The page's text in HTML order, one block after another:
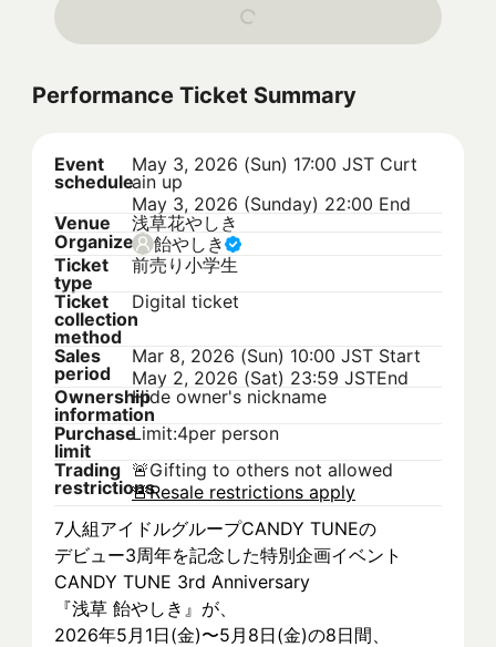
Performance Ticket Summary
Event
schedule
May 3, 2026 (Sun) 17:00 JST Curt
ain up
May 3, 2026 (Sunday) 22:00 End
Venue
浅草花やしき
Organizer 飴やしき
Ticket
type
前売り小学生
Ticket
collection
method
Digital ticket
Sales
period
Mar 8, 2026 (Sun) 10:00 JST Start
May 2, 2026 (Sat) 23:59 JSTEnd
Ownership
information
Hide owner's nickname
Purchase
limit
Limit:4per person
Trading
restrictions
🚨Gifting to others not allowed
🚨Resale restrictions apply
7人組アイドルグループCANDY TUNEの
デビュー3周年を記念した特別企画イベント
CANDY TUNE 3rd Anniversary
『浅草 飴やしき』が、
2026年5月1日(金)〜5月8日(金)の8日間、